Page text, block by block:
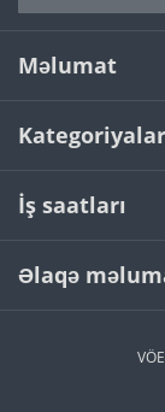
Məlumat
Kategoriyalar
İş saatları
Əlaqə